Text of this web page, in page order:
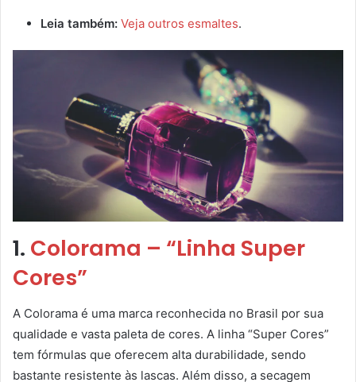
Leia também: Veja outros esmaltes.
1. Colorama – “Linha Super
Cores”
A Colorama é uma marca reconhecida no Brasil por sua
qualidade e vasta paleta de cores. A linha “Super Cores”
tem fórmulas que oferecem alta durabilidade, sendo
bastante resistente às lascas. Além disso, a secagem